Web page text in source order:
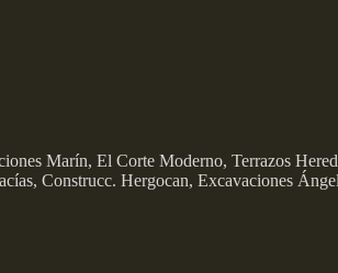
Marín, El Corte Moderno, Terrazos
Construcc. Hergocan, Excavaciones